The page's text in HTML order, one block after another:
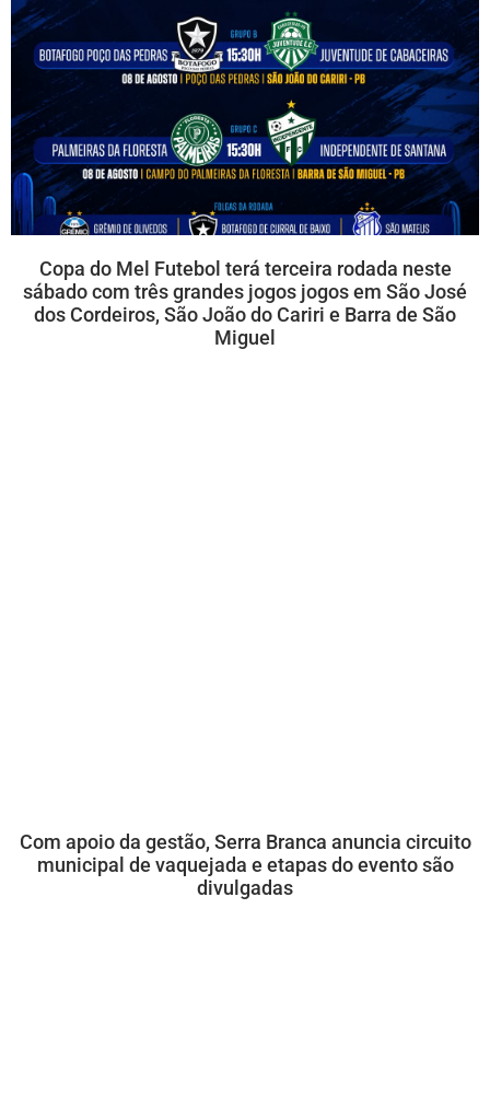
Copa do Mel Futebol terá terceira rodada neste
sábado com três grandes jogos jogos em São José
dos Cordeiros, São João do Cariri e Barra de São
Miguel
Com apoio da gestão, Serra Branca anuncia circuito
municipal de vaquejada e etapas do evento são
divulgadas